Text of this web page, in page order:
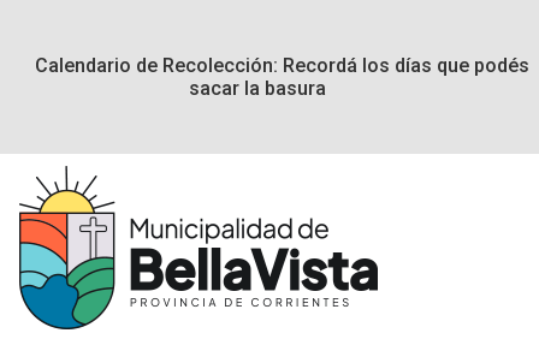
Calendario de Recolección: Recordá los días que podés
sacar la basura